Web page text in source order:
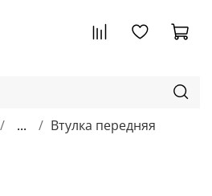
... Втулка передняя